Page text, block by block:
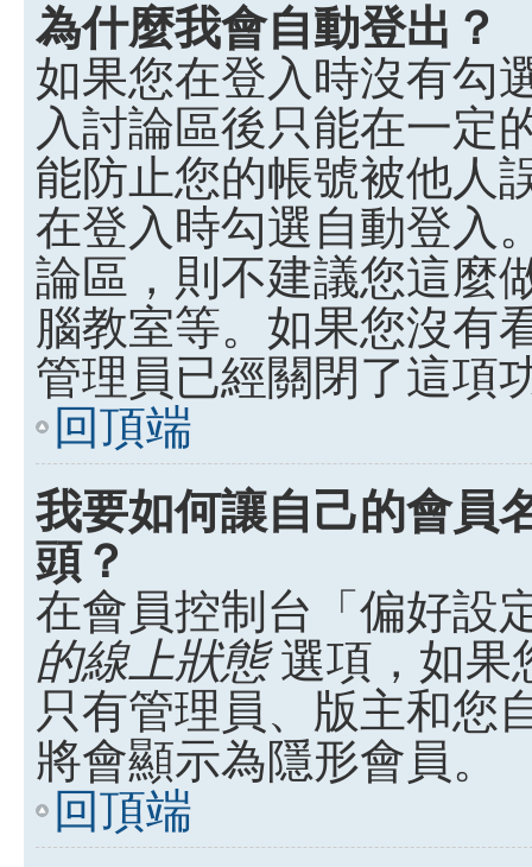
為什麼我會自動登出？
如果您在登入時沒有勾
入討論區後只能在一定
能防止您的帳號被他人
在登入時勾選自動登入
論區，則不建議您這麼
腦教室等。如果您沒有
管理員已經關閉了這項
回頂端
我要如何讓自己的會員
頭？
在會員控制台「偏好設
的線上狀態選項，如果
只有管理員、版主和您
將會顯示為隱形會員。
回頂端